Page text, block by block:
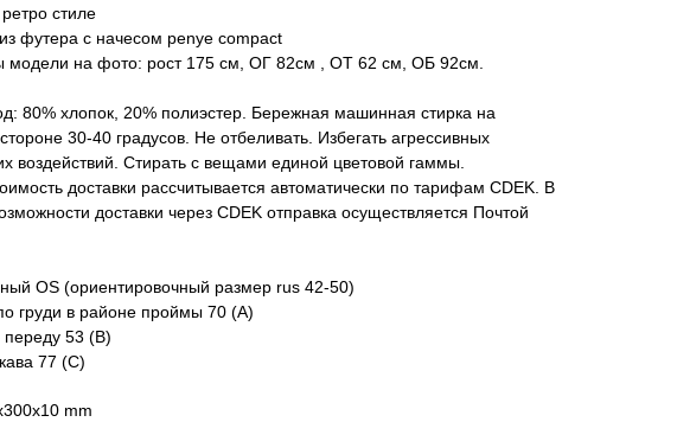
стиле
футера с начесом penye compact
модели на фото: рост 175 см, ОГ 82см , ОТ 62 см, ОБ 92см.
80% хлопок, 20% полиэстер. Бережная машинная стирка на
30-40 градусов. Не отбеливать. Избегать агрессивных
воздействий. Стирать с вещами единой цветовой гаммы.
доставки рассчитывается автоматически по тарифам CDEK. В
доставки через CDEK отправка осуществляется Почтой
OS (ориентировочный размер rus 42-50)
груди в районе проймы 70 (А)
53 (В)
77 (С)
mm